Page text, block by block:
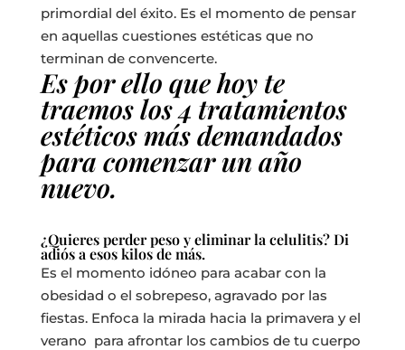
primordial del éxito. Es el momento de pensar
en aquellas cuestiones estéticas que no
terminan de convencerte.
Es por ello que hoy te
traemos los 4 tratamientos
estéticos más demandados
para comenzar un año
nuevo.
¿Quieres perder peso y eliminar la celulitis? Di
adiós a esos kilos de más.
Es el momento idóneo para acabar con la
obesidad o el sobrepeso, agravado por las
fiestas. Enfoca la mirada hacia la primavera y el
verano para afrontar los cambios de tu cuerpo